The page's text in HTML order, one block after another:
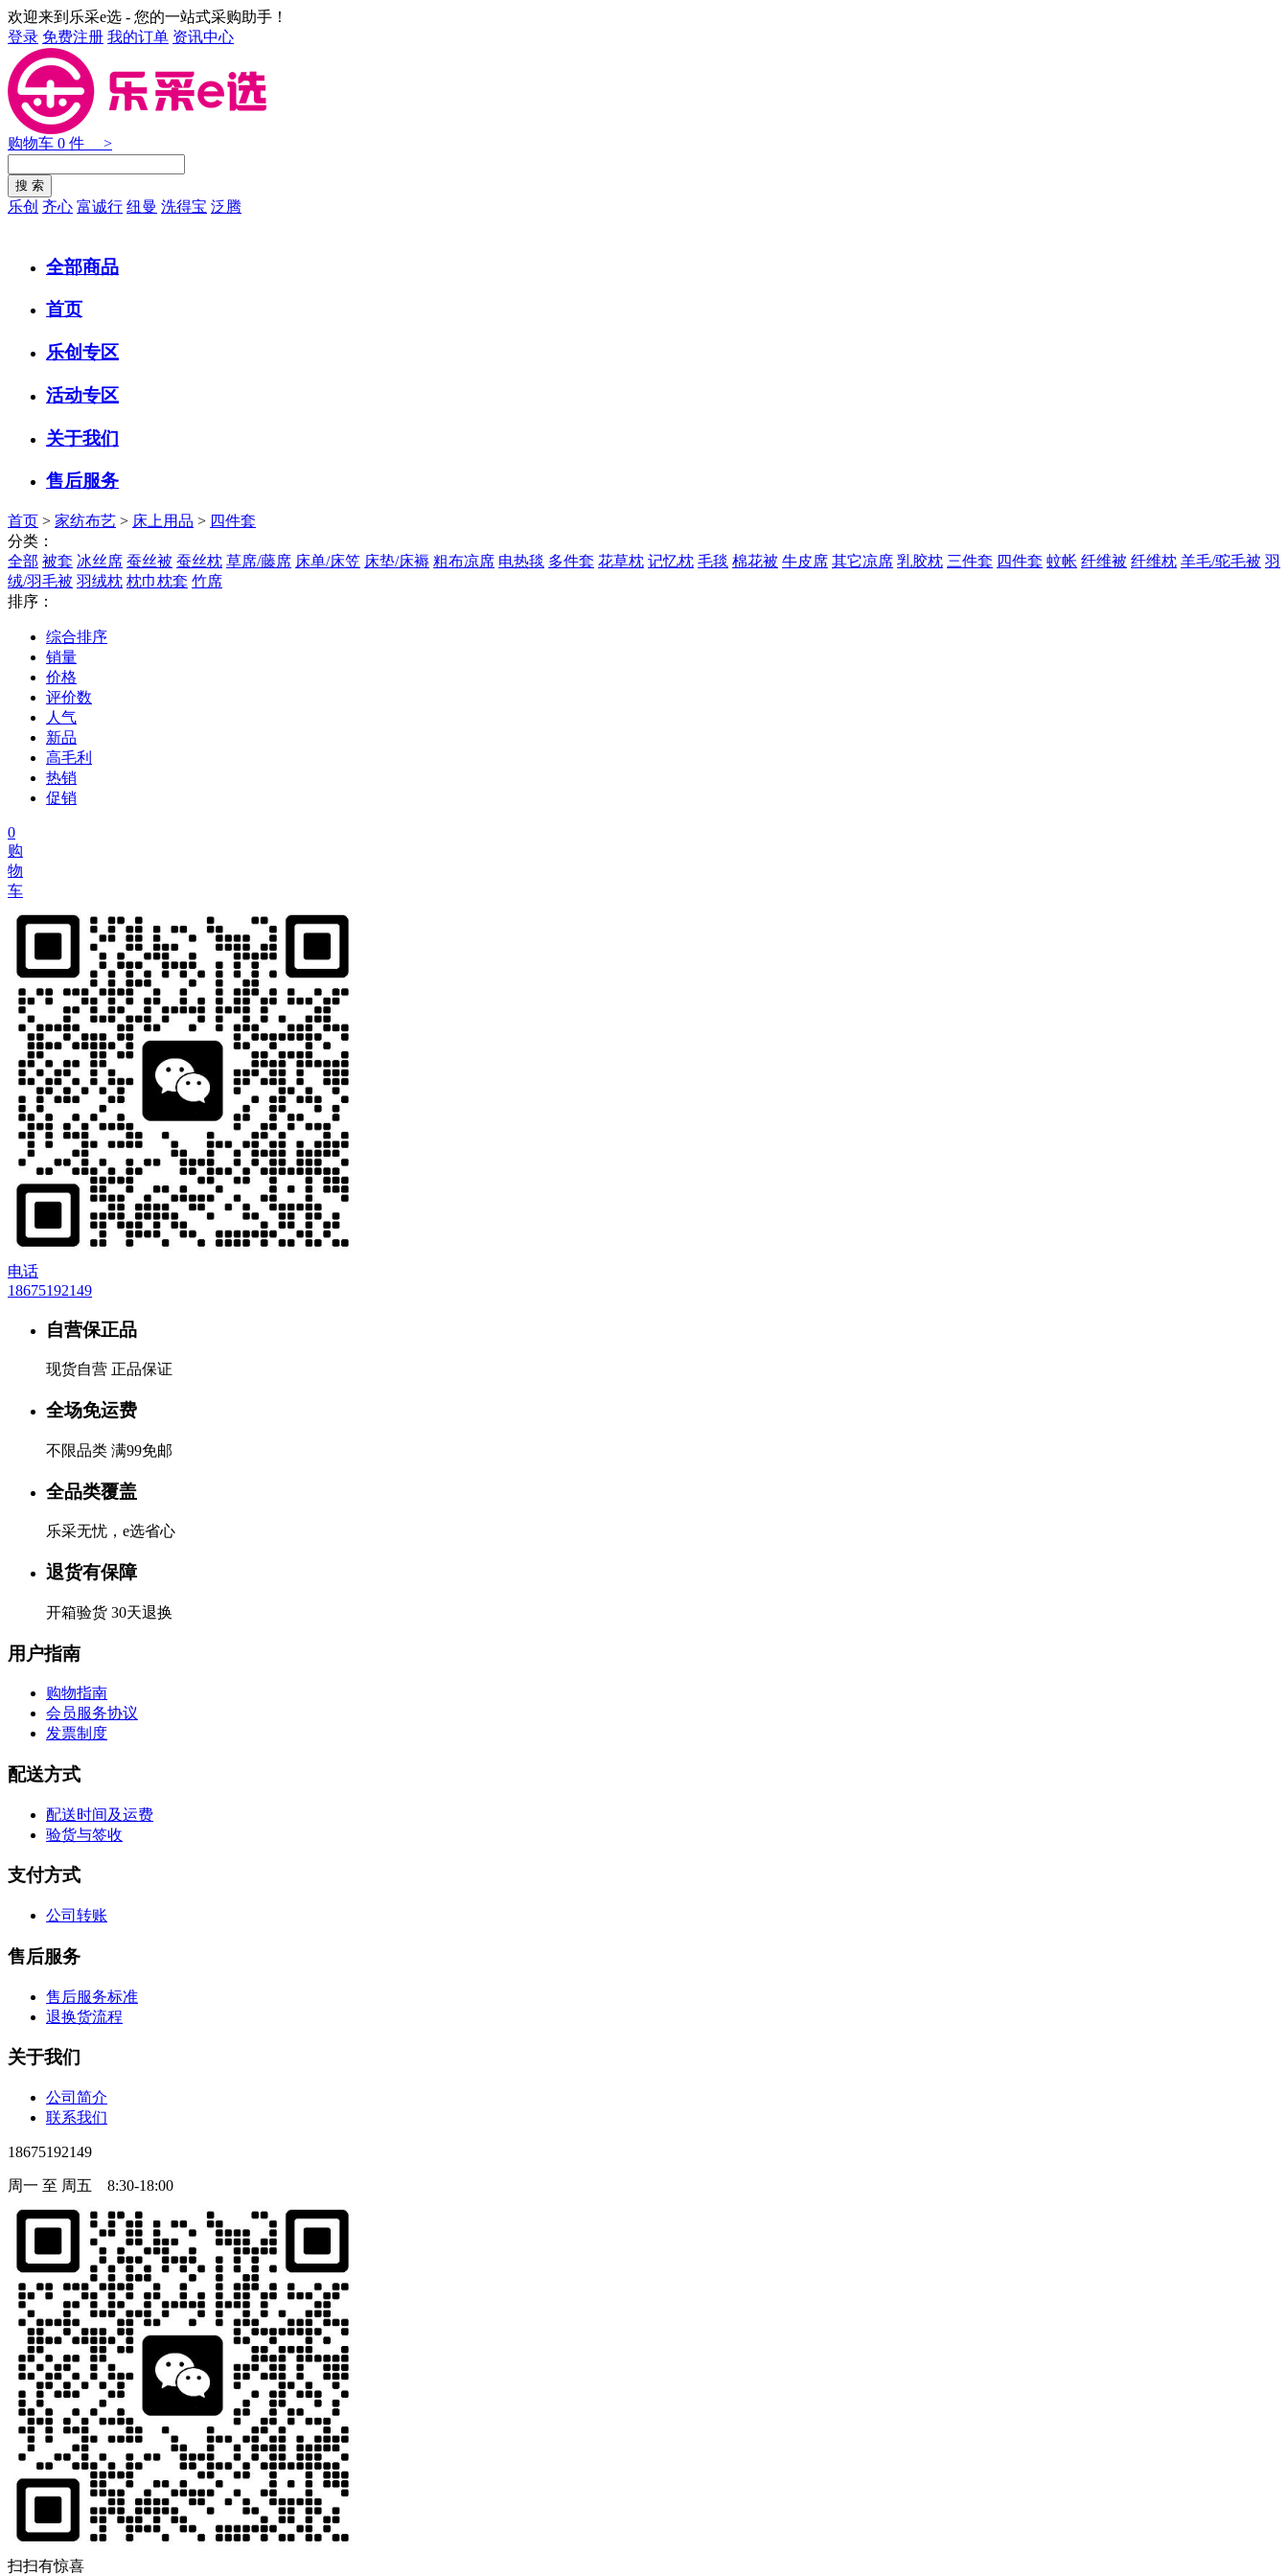
欢迎来到乐采e选 - 您的一站式采购助手！
登录 免费注册 我的订单 资讯中心
购物车 0 件 >
乐创 齐心 富诚行 纽曼 洗得宝 泛腾
全部商品
首页
乐创专区
活动专区
关于我们
售后服务
首页 > 家纺布艺 > 床上用品 > 四件套
分类：
全部 被套 冰丝席 蚕丝被 蚕丝枕 草席/藤席 床单/床笠 床垫/床褥 粗布凉席 电热毯 多件套 花草枕 记忆枕 毛毯 棉花被 牛皮席 其它凉席 乳胶枕 三件套 四件套 蚊帐 纤维被 纤维枕 羊毛/驼毛被 羽
绒/羽毛被 羽绒枕 枕巾枕套 竹席
排序：
综合排序
销量
价格
评价数
人气
新品
高毛利
热销
促销
0
购
物
车
电话
18675192149
自营保正品
现货自营 正品保证
全场免运费
不限品类 满99免邮
全品类覆盖
乐采无忧，e选省心
退货有保障
开箱验货 30天退换
用户指南
购物指南
会员服务协议
发票制度
配送方式
配送时间及运费
验货与签收
支付方式
公司转账
售后服务
售后服务标准
退换货流程
关于我们
公司简介
联系我们
18675192149
周一 至 周五 8:30-18:00
扫扫有惊喜